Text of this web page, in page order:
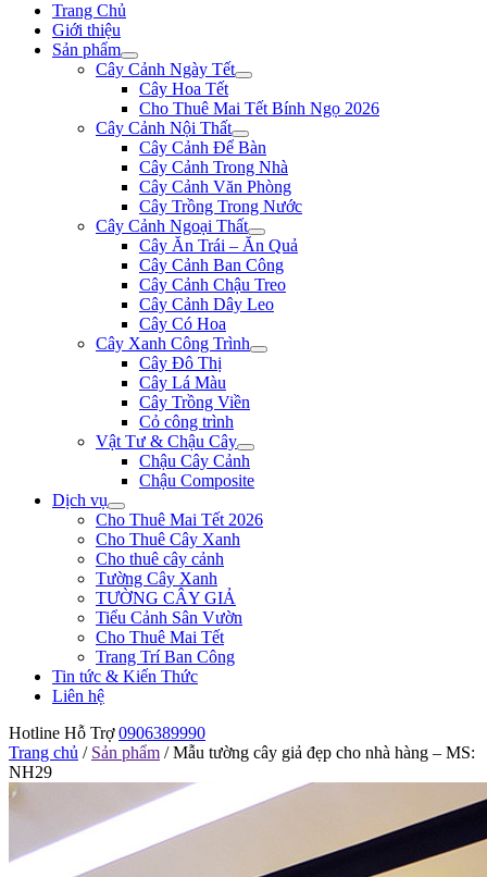
Trang Chủ
Giới thiệu
Sản phẩm
Cây Cảnh Ngày Tết
Cây Hoa Tết
Cho Thuê Mai Tết Bính Ngọ 2026
Cây Cảnh Nội Thất
Cây Cảnh Để Bàn
Cây Cảnh Trong Nhà
Cây Cảnh Văn Phòng
Cây Trồng Trong Nước
Cây Cảnh Ngoại Thất
Cây Ăn Trái – Ăn Quả
Cây Cảnh Ban Công
Cây Cảnh Chậu Treo
Cây Cảnh Dây Leo
Cây Có Hoa
Cây Xanh Công Trình
Cây Đô Thị
Cây Lá Màu
Cây Trồng Viền
Cỏ công trình
Vật Tư & Chậu Cây
Chậu Cây Cảnh
Chậu Composite
Dịch vụ
Cho Thuê Mai Tết 2026
Cho Thuê Cây Xanh
Cho thuê cây cảnh
Tường Cây Xanh
TƯỜNG CÂY GIẢ
Tiểu Cảnh Sân Vườn
Cho Thuê Mai Tết
Trang Trí Ban Công
Tin tức & Kiến Thức
Liên hệ
Hotline Hỗ Trợ 0906389990
Trang chủ / Sản phẩm / Mẫu tường cây giả đẹp cho nhà hàng – MS:
NH29